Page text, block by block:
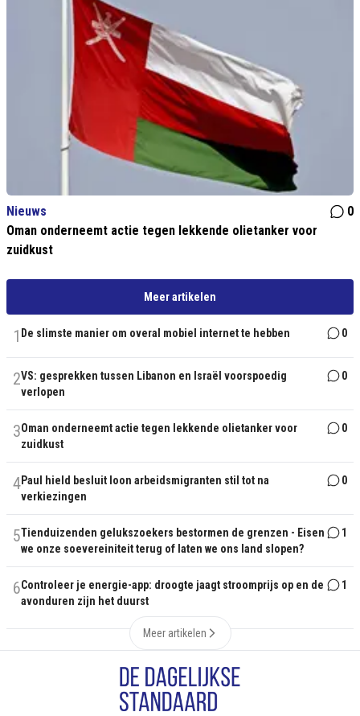
Nieuws
0
Oman onderneemt actie tegen lekkende olietanker voor
zuidkust
Meer artikelen
1 De slimste manier om overal mobiel internet te hebben 0
2VS: gesprekken tussen Libanon en Israël voorspoedig
verlopen
0
3Oman onderneemt actie tegen lekkende olietanker voor
zuidkust
0
4Paul hield besluit loon arbeidsmigranten stil tot na
verkiezingen
0
5Tienduizenden gelukszoekers bestormen de grenzen - Eisen
we onze soevereiniteit terug of laten we ons land slopen?
1
6Controleer je energie-app: droogte jaagt stroomprijs op en de
avonduren zijn het duurst
1
Meer artikelen